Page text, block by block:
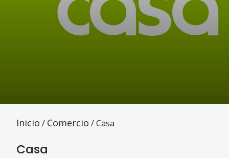
Inicio / Comercio / Casa
Casa